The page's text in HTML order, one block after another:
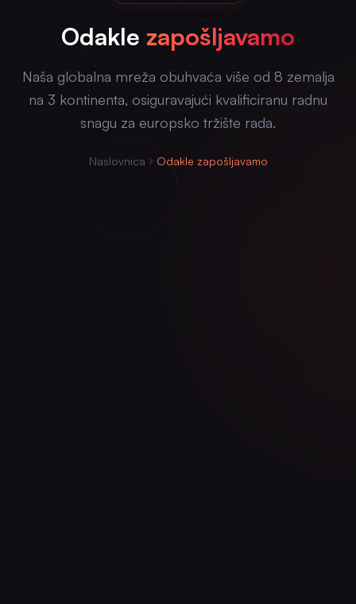
Odakle zapošljavamo
Naša globalna mreža obuhvaća više od 8 zemalja
na 3 kontinenta, osiguravajući kvalificiranu radnu
snagu za europsko tržište rada.
Naslovnica Odakle zapošljavamo